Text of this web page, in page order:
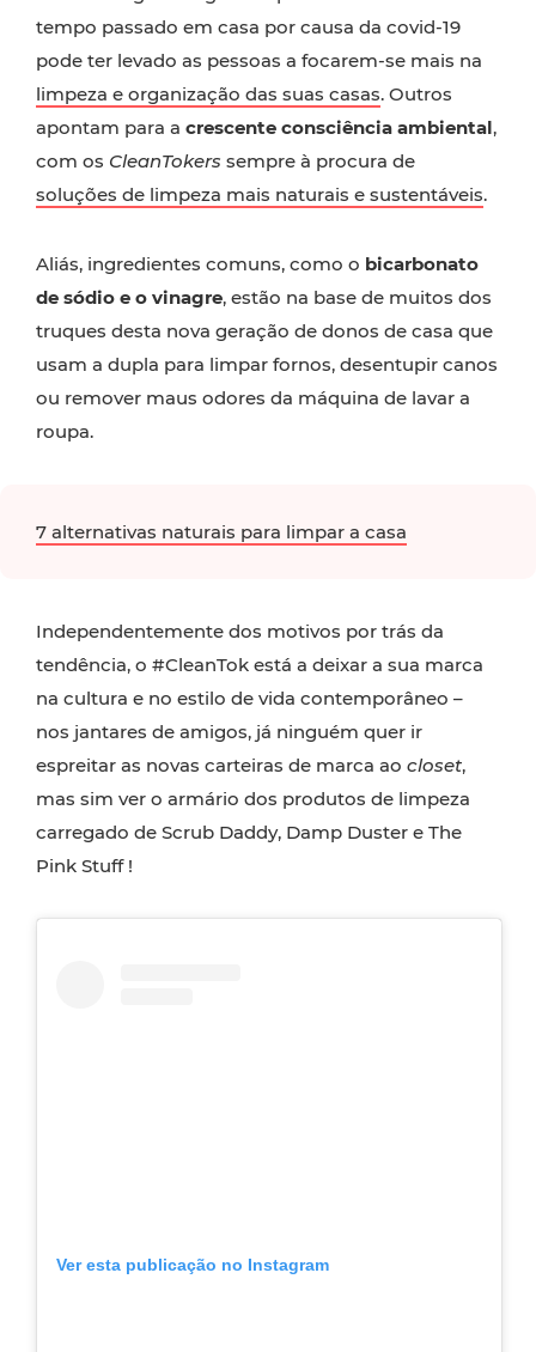
tempo passado em casa por causa da covid-19
pode ter levado as pessoas a focarem-se mais na
limpeza e organização das suas casas. Outros
apontam para a crescente consciência ambiental,
com os CleanTokers sempre à procura de
soluções de limpeza mais naturais e sustentáveis.
Aliás, ingredientes comuns, como o bicarbonato
de sódio e o vinagre, estão na base de muitos dos
truques desta nova geração de donos de casa que
usam a dupla para limpar fornos, desentupir canos
ou remover maus odores da máquina de lavar a
roupa.
7 alternativas naturais para limpar a casa
Independentemente dos motivos por trás da
tendência, o #CleanTok está a deixar a sua marca
na cultura e no estilo de vida contemporâneo –
nos jantares de amigos, já ninguém quer ir
espreitar as novas carteiras de marca ao closet,
mas sim ver o armário dos produtos de limpeza
carregado de Scrub Daddy, Damp Duster e The
Pink Stuff !
Ver esta publicação no Instagram